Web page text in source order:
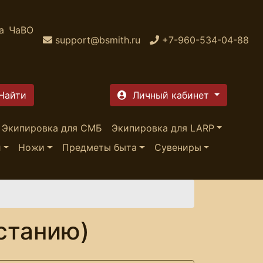
ЧаВО
support@bsmith.ru +7-960-534-04-88
Личный кабинет
Экипировка для СМБ
Экипировка для LARP
Ножи Предметы быта
Сувениры